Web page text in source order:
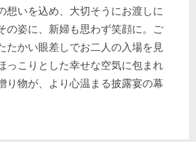
想いを込め、大切そうにお渡しに
の姿に、新婦も思わず笑顔に。ご
たかい眼差しでお二人の入場を見
っこりとした幸せな空気に包まれ
り物が、より心温まる披露宴の幕